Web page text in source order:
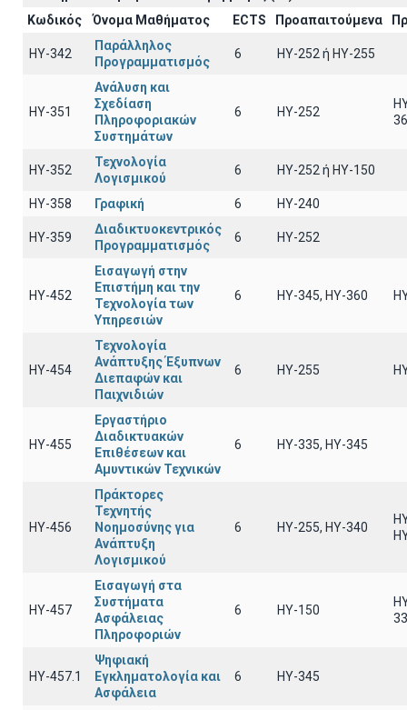
Κωδικός
Όνομα Μαθήματος ECTS Προαπαιτούμενα
ΗΥ-342
Παράλληλος
Προγραμματισμός
6 ΗΥ-252 ή ΗΥ-255
ΗΥ-351
Ανάλυση και
Σχεδίαση
Πληροφοριακών
Συστημάτων
6 HY-252
ΗΥ-352
Τεχνολογία
Λογισμικού
6 HY-252 ή ΗΥ-150
ΗΥ-358 Γραφική 6 HY-240
ΗΥ-359
Διαδικτυοκεντρικός
Προγραμματισμός
6 HY-252
ΗΥ-452
Εισαγωγή στην
Επιστήμη και την
Τεχνολογία των
Υπηρεσιών
6 ΗΥ-345, ΗΥ-360
ΗΥ-454
Τεχνολογία
Ανάπτυξης Έξυπνων
Διεπαφών και
Παιχνιδιών
6 ΗΥ-255
ΗΥ-455
Εργαστήριο
Διαδικτυακών
Επιθέσεων και
Αμυντικών Τεχνικών
6 ΗΥ-335, HY-345
ΗΥ-456
Πράκτορες
Τεχνητής
Νοημοσύνης για
Ανάπτυξη
Λογισμικού
6 ΗΥ-255, ΗΥ-340
ΗΥ-457
Εισαγωγή στα
Συστήματα
Ασφάλειας
Πληροφοριών
6 HY-150
ΗΥ-457.1
Ψηφιακή
Εγκληματολογία και
Ασφάλεια
6 ΗΥ-345